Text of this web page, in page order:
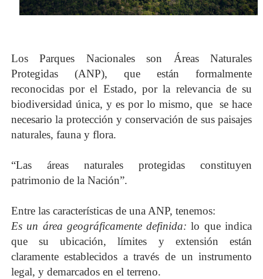
Los Parques Nacionales son Áreas Naturales
Protegidas (ANP), que están formalmente
reconocidas por el Estado, por la relevancia de su
biodiversidad única, y es por lo mismo, que se hace
necesario la protección y conservación de sus paisajes
naturales, fauna y flora.
“Las áreas naturales protegidas constituyen
patrimonio de la Nación”.
Entre las características de una ANP, tenemos:
Es un área geográficamente definida: lo que indica
que su ubicación, límites y extensión están
claramente establecidos a través de un instrumento
legal, y demarcados en el terreno.